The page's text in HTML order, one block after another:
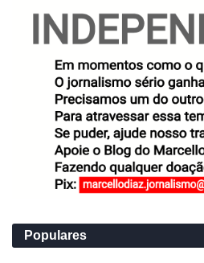
Populares